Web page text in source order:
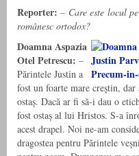
Reporter: – Care este locul
românesc ortodox?
Doamna Aspazia
Otel Petrescu: –
Părintele Justin a
fost un foarte mare creștin,
ostaș. Dacă ar fi să-i dau o
fost ostaș al lui Hristos. S-a
acest drapel. Noi ne-am
dragostea pentru Părintele